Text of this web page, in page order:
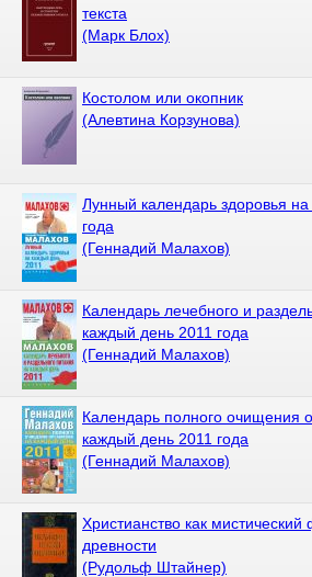
текста
(Марк Блох)
Костолом или окопник
(Алевтина Корзунова)
Лунный календарь здоровья
года
(Геннадий Малахов)
Календарь лечебного и
каждый день 2011 года
(Геннадий Малахов)
Календарь полного очищения
каждый день 2011 года
(Геннадий Малахов)
Христианство как мистический
древности
(Рудольф Штайнер)